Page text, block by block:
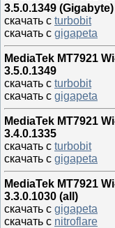
3.5.0.1349 (Gigabyte)
скачать с turbobit
скачать с gigapeta
MediaTek MT7921
3.5.0.1349
скачать с turbobit
скачать с gigapeta
MediaTek MT7921
3.4.0.1335
скачать с turbobit
скачать с gigapeta
MediaTek MT7921
3.3.0.1030 (all)
скачать с gigapeta
скачать с nitroflare